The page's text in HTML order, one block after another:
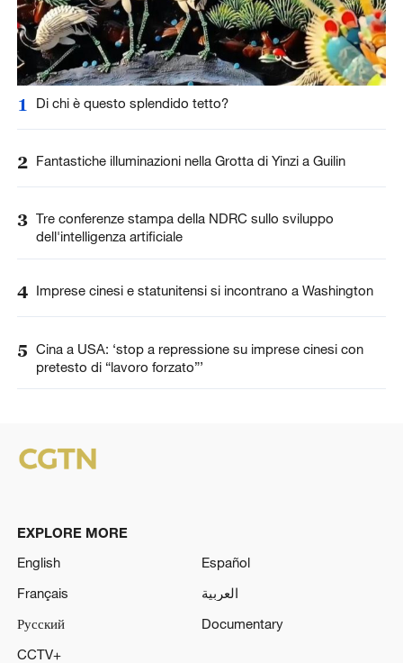
1 Di chi è questo splendido tetto?
2 Fantastiche illuminazioni nella Grotta di Yinzi a Guilin
3 Tre conferenze stampa della NDRC sullo sviluppo
dell'intelligenza artificiale
4 Imprese cinesi e statunitensi si incontrano a Washington
5 Cina a USA: ‘stop a repressione su imprese cinesi con
pretesto di “lavoro forzato”’
EXPLORE MORE
English
Español
Français
العربية
Русский
Documentary
CCTV+